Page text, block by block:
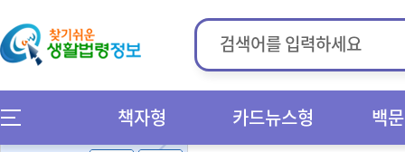
책자형 카드뉴스형 백